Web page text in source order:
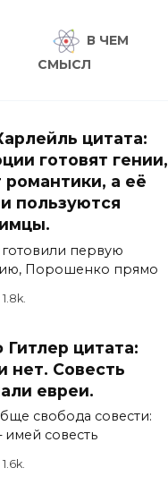
В ЧЕМ
СМЫСЛ
цитата:
готовят гении,
а её
пользуются
первую
Порошенко прямо
1.8k.
цитата:
нет. Совесть
евреи.
свобода совести:
совесть
1.6k.